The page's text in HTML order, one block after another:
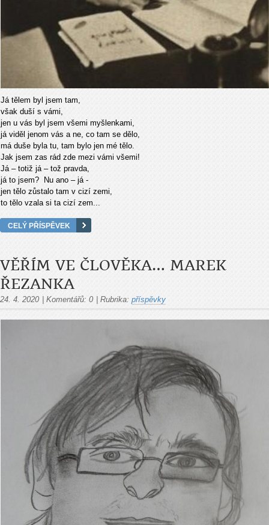
Já tělem byl jsem tam,
však duší s vámi,
jen u vás byl jsem všemi myšlenkami,
já viděl jenom vás a ne, co tam se dělo,
má duše byla tu, tam bylo jen mé tělo.
Jak jsem zas rád zde mezi vámi všemi!
Já – totiž já – tož pravda,
já to jsem? Nu ano – já -
jen tělo zůstalo tam v cizí zemi,
to tělo vzala si ta cizí zem...
CELÝ PŘÍSPĚVEK
VĚŘÍM VE ČLOVĚKA… MAREK
ŘEZANKA
24. 4. 2020 Komentářů: 0 Rubrika: příspěvky